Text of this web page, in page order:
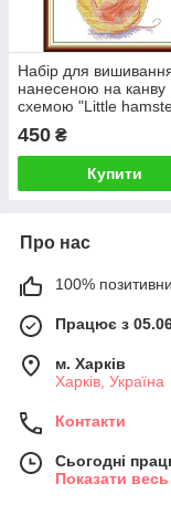
Набір для
нанесеною на канву
схемою "Little
leans to craft". AIDA
printed 22*35 см
450 ₴
Купити
Про нас
100%
Працює з
м. Харків
Харків, Україна
Контакти
Сьогодні
Показати